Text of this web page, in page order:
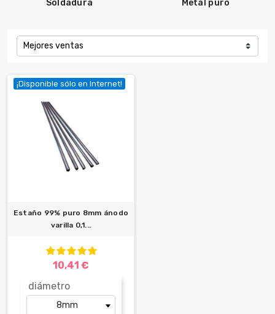
Soldadura Metal puro
Mejores ventas
¡Disponible sólo en Internet!
Estaño 99% puro 8mm ánodo
varilla 0,1...
10,41 €
diámetro